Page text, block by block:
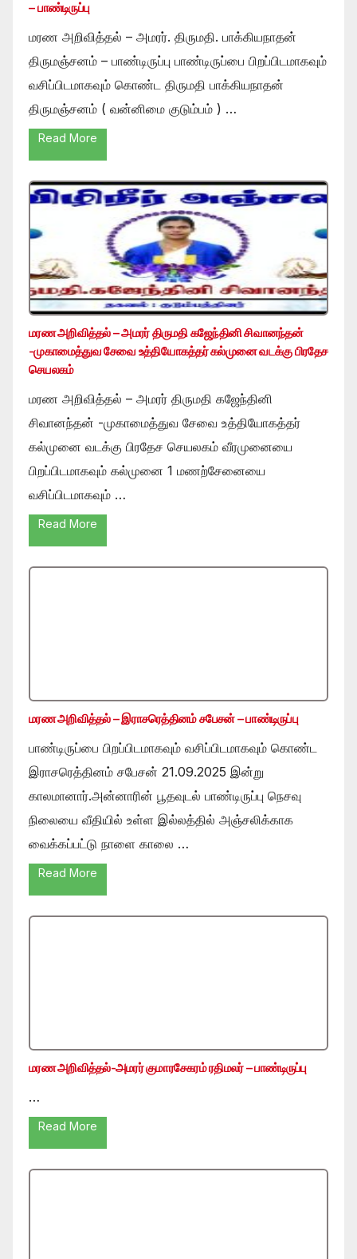
– பாண்டிருப்பு
மரண அறிவித்தல் – அமரர். திருமதி. பாக்கியநாதன்
திருமஞ்சனம் – பாண்டிருப்பு பாண்டிருப்பை பிறப்பிடமாகவும்
வசிப்பிடமாகவும் கொண்ட திருமதி பாக்கியநாதன்
திருமஞ்சனம் ( வன்னிமை குடும்பம் ) …
Read More
மரண அறிவித்தல் – அமரர் திருமதி கஜேந்தினி சிவானந்தன்
-முகாமைத்துவ சேவை உத்தியோகத்தர் கல்முனை வடக்கு பிரதேச
செயலகம்
மரண அறிவித்தல் – அமரர் திருமதி கஜேந்தினி
சிவானந்தன் -முகாமைத்துவ சேவை உத்தியோகத்தர்
கல்முனை வடக்கு பிரதேச செயலகம் வீரமுனையை
பிறப்பிடமாகவும் கல்முனை 1 மணற்சேனையை
வசிப்பிடமாகவும் …
Read More
மரண அறிவித்தல் – இராசரெத்தினம் சபேசன் – பாண்டிருப்பு
பாண்டிருப்பை பிறப்பிடமாகவும் வசிப்பிடமாகவும் கொண்ட
இராசரெத்தினம் சபேசன் 21.09.2025 இன்று
காலமானார்.அன்னாரின் பூதவுடல் பாண்டிருப்பு நெசவு
நிலையை வீதியில் உள்ள இல்லத்தில் அஞ்சலிக்காக
வைக்கப்பட்டு நாளை காலை …
Read More
மரண அறிவித்தல்-அமரர் குமாரசேகரம் ரதிமலர் – பாண்டிருப்பு
…
Read More